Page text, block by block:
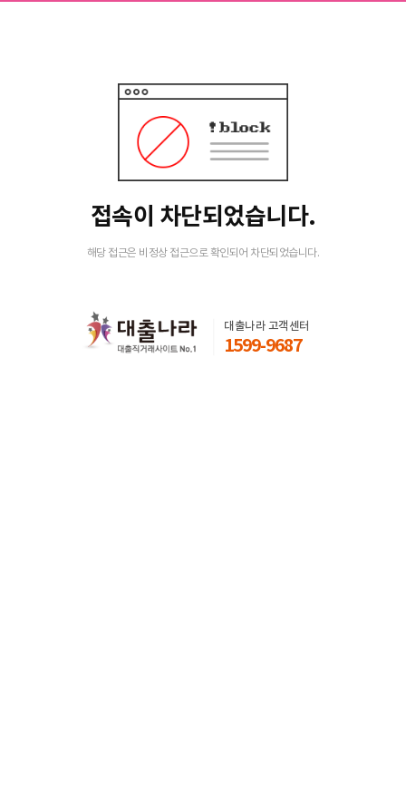
접속이 차단되었습니다.
해당 접근은 비정상 접근으로 확인되어 차단되었습니다.
대출나라 고객센터
1599-9687